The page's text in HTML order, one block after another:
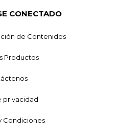
CONECTADO
de Contenidos
Productos
privacidad
Condiciones